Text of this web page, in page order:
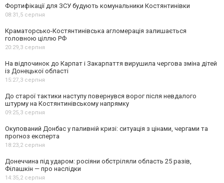
Фортифікації для ЗСУ будують комунальники Костянтинівки
08:31,5 серпня
Краматорсько-Костянтинівська агломерація залишається
головною ціллю РФ
20:29,3 серпня
На відпочинок до Карпат і Закарпаття вирушила чергова зміна дітей
із Донецької області
15:27,3 серпня
До старої тактики наступу повернувся ворог після невдалого
штурму на Костянтинівському напрямку
09:25,3 серпня
Окупований Донбас у паливній кризі: ситуація з цінами, чергами та
прогноз експерта
18:23,2 серпня
Донеччина під ударом: росіяни обстріляли область 25 разів,
Філашкін — про наслідки
14:35,2 серпня